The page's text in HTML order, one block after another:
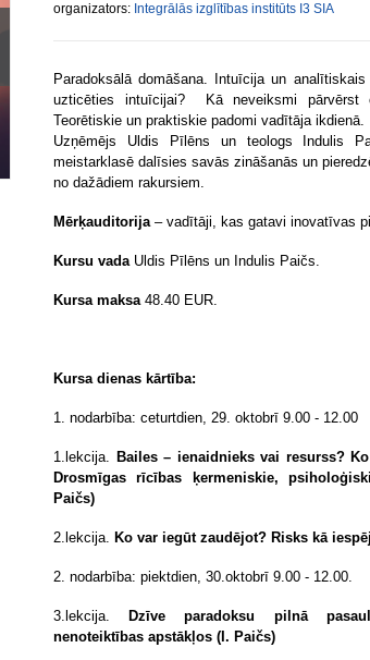
organizators: Integrālās izglītības institūts I3 SIA
Paradoksālā domāšana. Intuīcija un
uzticēties intuīcijai? Kā neveiksmi pārvērst
Teorētiskie un praktiskie padomi vadītāja ikdienā.
Uzņēmējs Uldis Pīlēns un teologs Indulis
meistarklasē dalīsies savās zināšanās un
no dažādiem rakursiem.
Mērķauditorija– vadītāji, kas gatavi inovatīvas
Kursu vada Uldis Pīlēns un Indulis Paičs.
Kursa maksa48.40 EUR.
Kursa dienas kārtība:
1. nodarbība: ceturtdien, 29. oktobrī 9.00 - 12.00
1.lekcija. Bailes – ienaidnieks vai resurss?
Drosmīgas rīcības ķermeniskie,
Paičs)
2.lekcija. Ko var iegūt zaudējot? Risks kā
2. nodarbība: piektdien, 30.oktobrī 9.00 - 12.00.
3.lekcija.
Dzīve paradoksu pilnā
nenoteiktības apstākļos (I. Paičs)